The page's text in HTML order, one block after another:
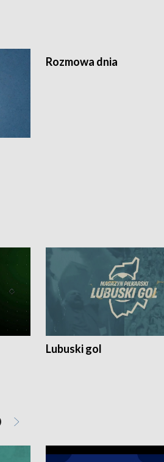
Rozmowa dnia
Lubuski gol